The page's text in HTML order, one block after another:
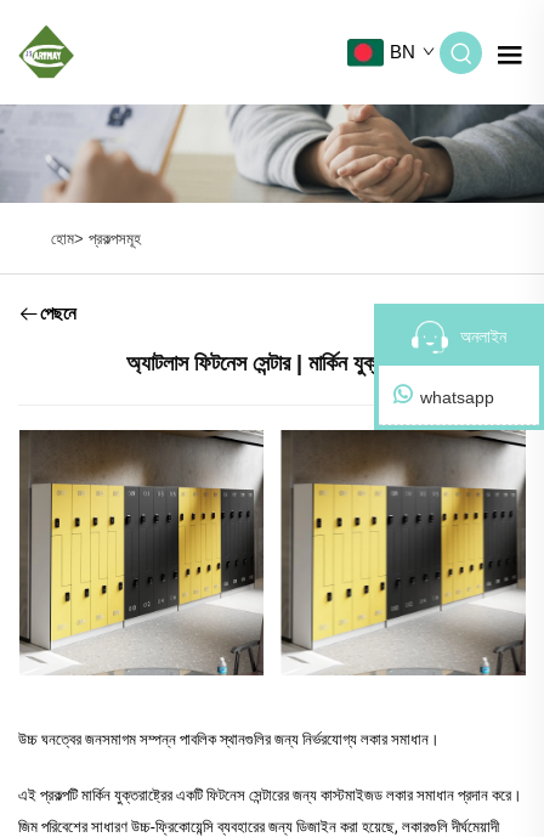
BN
হোম> প্রকল্পসমূহ
পেছনে
অ্যাটলাস ফিটনেস সেন্টার | মার্কিন যুক্তরাষ্ট্র
উচ্চ ঘনত্বের জনসমাগম সম্পন্ন পাবলিক স্থানগুলির জন্য নির্ভরযোগ্য লকার সমাধান।
এই প্রকল্পটি মার্কিন যুক্তরাষ্ট্রের একটি ফিটনেস সেন্টারের জন্য কাস্টমাইজড লকার সমাধান প্রদান করে।
জিম পরিবেশের সাধারণ উচ্চ-ফ্রিকোয়েন্সি ব্যবহারের জন্য ডিজাইন করা হয়েছে, লকারগুলি দীর্ঘমেয়াদী
অনলাইন
whatsapp